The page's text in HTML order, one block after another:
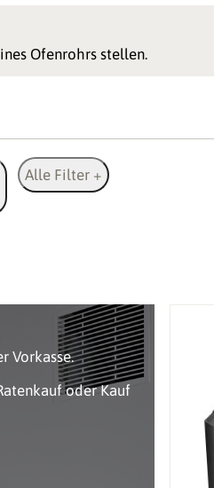
Ofenrohrs stellen.
Alle Filter +
Vorkasse.
oder Kauf